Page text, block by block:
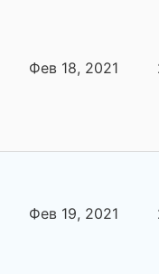
Фев 18, 2021
Фев 19, 2021